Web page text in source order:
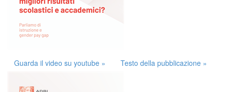
Guarda il video su youtube » Testo della pubblicazione »